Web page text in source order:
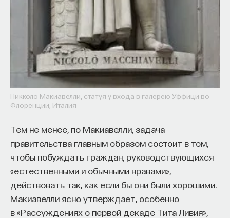
Никколо Макиавелли, статуя у входа в галерею Уффици во
Флоренции, Италия
Тем не менее, по Макиавелли, задача
правительства главным образом состоит в том,
чтобы побуждать граждан, руководствующихся
«естественными и обычными нравами»,
действовать так, как если бы они были хорошими.
Макиавелли ясно утверждает, особенно
в «Рассуждениях о первой декаде Тита Ливия»,